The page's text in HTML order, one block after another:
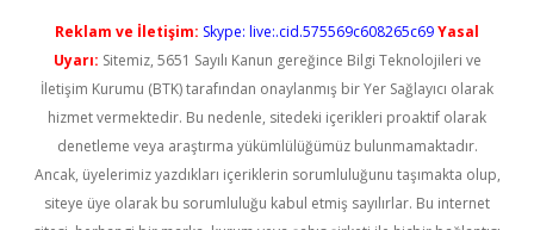
Reklam ve İletişim: Skype: live:.cid.575569c608265c69Yasal
Uyarı: Sitemiz, 5651 Sayılı Kanun gereğince Bilgi Teknolojileri ve
İletişim Kurumu (BTK) tarafından onaylanmış bir Yer Sağlayıcı olarak
hizmet vermektedir. Bu nedenle, sitedeki içerikleri proaktif olarak
denetleme veya araştırma yükümlülüğümüz bulunmamaktadır.
Ancak, üyelerimiz yazdıkları içeriklerin sorumluluğunu taşımakta olup,
siteye üye olarak bu sorumluluğu kabul etmiş sayılırlar. Bu internet